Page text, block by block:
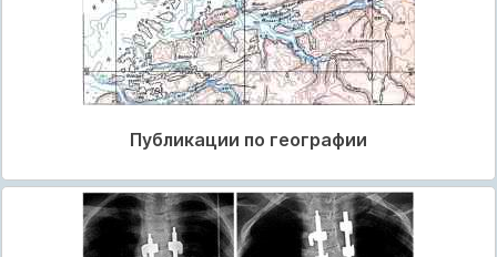
Публикации по географии